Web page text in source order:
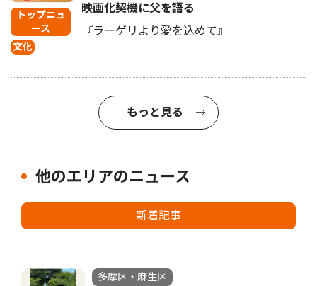
トップニュ
ース
文化
映画化契機に父を語る
『ラーゲリより愛を込めて』
もっと見る
他のエリアのニュース
新着記事
多摩区・麻生区